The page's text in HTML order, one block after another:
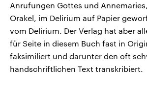
Anrufungen Gottes und
Orakel, im Delirium auf Papier
vom Delirium. Der Verlag hat aber
für Seite in diesem Buch fast in
faksimiliert und darunter den oft
handschriftlichen Text transkribiert.